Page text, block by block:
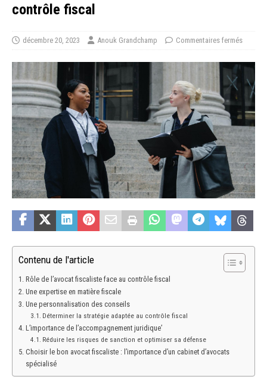
contrôle fiscal
décembre 20, 2023 Anouk Grandchamp Commentaires fermés
Contenu de l'article
Rôle de l’avocat fiscaliste face au contrôle fiscal
Une expertise en matière fiscale
Une personnalisation des conseils
Déterminer la stratégie adaptée au contrôle fiscal
L’importance de l’accompagnement juridique’
Réduire les risques de sanction et optimiser sa défense
Choisir le bon avocat fiscaliste : l’importance d’un cabinet d’avocats
spécialisé